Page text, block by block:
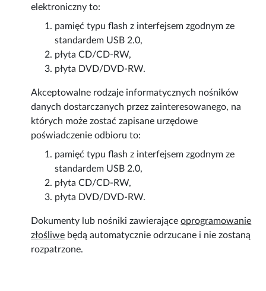
elektroniczny to:
pamięć typu flash z interfejsem zgodnym ze
standardem USB 2.0,
płyta CD/CD-RW,
płyta DVD/DVD-RW.
Akceptowalne rodzaje informatycznych nośników
danych dostarczanych przez zainteresowanego, na
których może zostać zapisane urzędowe
poświadczenie odbioru to:
pamięć typu flash z interfejsem zgodnym ze
standardem USB 2.0,
płyta CD/CD-RW,
płyta DVD/DVD-RW.
Dokumenty lub nośniki zawierająceoprogramowanie
złośliwe będą automatycznie odrzucane i nie zostaną
rozpatrzone.